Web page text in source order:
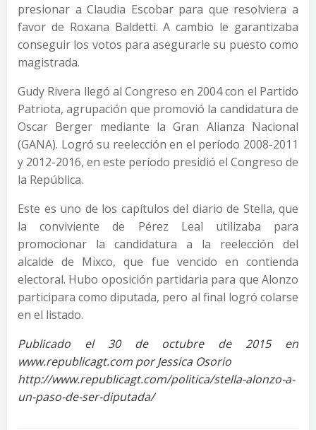
presionar a Claudia Escobar para que resolviera a
favor de Roxana Baldetti. A cambio le garantizaba
conseguir los votos para asegurarle su puesto como
magistrada.
Gudy Rivera llegó al Congreso en 2004 con el Partido
Patriota, agrupación que promovió la candidatura de
Oscar Berger mediante la Gran Alianza Nacional
(GANA). Logró su reelección en el período 2008-2011
y 2012-2016, en este período presidió el Congreso de
la República.
Este es uno de los capítulos del diario de Stella, que
la conviviente de Pérez Leal utilizaba para
promocionar la candidatura a la reelección del
alcalde de Mixco, que fue vencido en contienda
electoral. Hubo oposición partidaria para que Alonzo
participara como diputada, pero al final logró colarse
en el listado.
Publicado el 30 de octubre de 2015 en
www.republicagt.com por Jessica Osorio
http://www.republicagt.com/politica/stella-alonzo-a-
un-paso-de-ser-diputada/